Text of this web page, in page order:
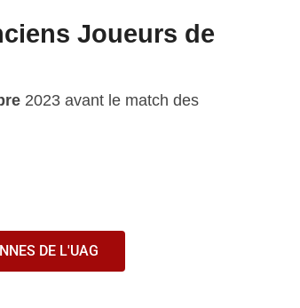
Joueurs de
2023 avant le match des
DE L'UAG